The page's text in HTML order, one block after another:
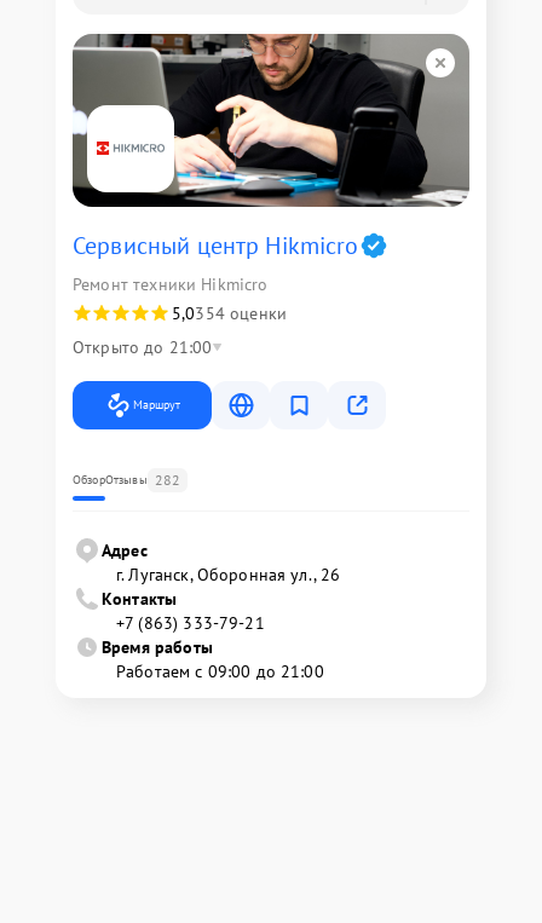
Сервисный центр Hikmicro
Ремонт техники Hikmicro
5,0354 оценки
Открыто до 21:00
Маршрут
ОбзорОтзывы 282
Адрес
г. Луганск, Оборонная ул., 26
Контакты
+7 (863) 333-79-21
Время работы
Работаем с 09:00 до 21:00